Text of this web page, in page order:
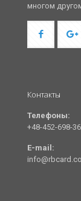
многом
Контакты
Телефоны:
+48-452-698-
E-mail: